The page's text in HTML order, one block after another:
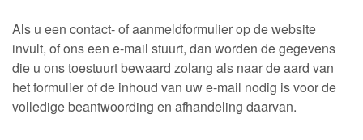
Als u een contact- of aanmeldformulier op de website
invult, of ons een e-mail stuurt, dan worden de gegevens
die u ons toestuurt bewaard zolang als naar de aard van
het formulier of de inhoud van uw e-mail nodig is voor de
volledige beantwoording en afhandeling daarvan.